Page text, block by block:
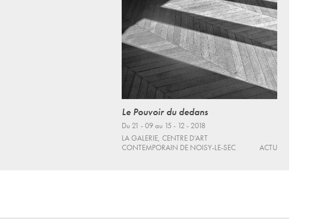
Le Pouvoir du dedans
Du 21 - 09 au 15 - 12 - 2018
LA GALERIE, CENTRE D’ART
CONTEMPORAIN DE NOISY-LE-SEC
ACTU